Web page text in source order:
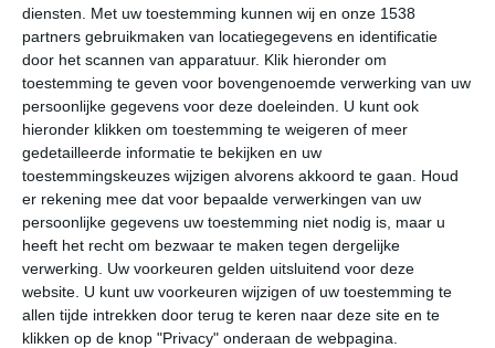
diensten.
Met uw toestemming kunnen wij en onze 1538
partners gebruikmaken van locatiegegevens en identificatie
door het scannen van apparatuur. Klik hieronder om
toestemming te geven voor bovengenoemde verwerking van uw
persoonlijke gegevens voor deze doeleinden. U kunt ook
hieronder klikken om toestemming te weigeren of meer
gedetailleerde informatie te bekijken en uw
toestemmingskeuzes wijzigen alvorens akkoord te gaan.
Houd
er rekening mee dat voor bepaalde verwerkingen van uw
persoonlijke gegevens uw toestemming niet nodig is, maar u
heeft het recht om bezwaar te maken tegen dergelijke
verwerking. Uw voorkeuren gelden uitsluitend voor deze
website. U kunt uw voorkeuren wijzigen of uw toestemming te
allen tijde intrekken door terug te keren naar deze site en te
klikken op de knop "Privacy" onderaan de webpagina.
za
27°
zo ma
29° 18°
di
27° 17°
13°C 18°C 25°C
06:00 09:00 12:00 15:00 18:00
06:00 09:00 12:00 15:00 18:00